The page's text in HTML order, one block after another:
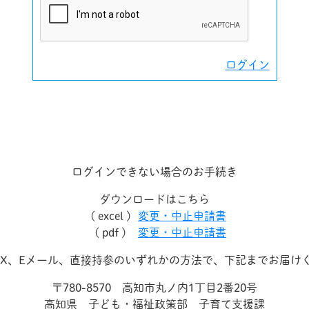
ログイン
ログインできない場合のお手続き
ダウンロードはこちら
( excel )
変更・中止申請書
( pdf )
変更・中止申請書
、Eメール、直接持参のいずれかの方法で、下記までお届け
〒780-8570 高知市丸ノ内1丁目2番20号
高知県 子ども・福祉政策部 子育て支援課